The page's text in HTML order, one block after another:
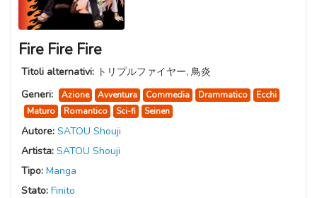
Fire Fire Fire
Titoli alternativi: トリプルファイヤー, 鳥炎
Generi:
Azione Avventura Commedia Drammatico
Ecchi
Maturo
Romantico Sci-fi Seinen
Autore: SATOU Shouji
Artista: SATOU Shouji
Tipo: Manga
Stato: Finito